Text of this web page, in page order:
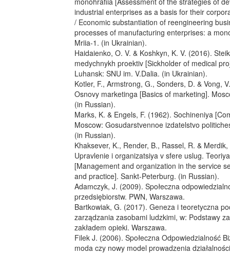
industrial enterprises as a basis for their
/ Economic substantiation of reengineering
processes of manufacturing enterprises: a
Mriia-1. (in Ukrainian).
Haidaienko, O. V. & Koshkyn, K. V. (2016).
medychnykh proektiv [Sickholder of medical
Luhansk: SNU im. V.Dalia. (in Ukrainian).
Kotler, F., Armstrong, G., Sonders, D. & Vong,
Osnovy marketinga [Basics of marketing].
(in Russian).
Marks, K. & Engels, F. (1962). Sochineniya
Moscow: Gosudarstvennoe izdatelstvo
(in Russian).
Khaksever, K., Render, B., Rassel, R. &
Upravlenie i organizatsiya v sfere uslug.
[Management and organization in the service
and practice]. Sankt-Peterburg. (in Russian).
Adamczyk, J. (2009). Społeczna
przedsiębiorstw. PWN, Warszawa.
Bartkowiak, G. (2017). Geneza i teoretyczna
zarządzania zasobami ludzkimi, w: Podstawy
zakładem opieki. Warszawa.
Filek J. (2006). Społeczna Odpowiedzialność
moda czy nowy model prowadzenia